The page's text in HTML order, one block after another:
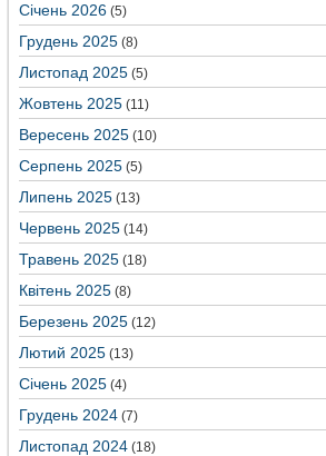
Січень 2026 (5)
Грудень 2025 (8)
Листопад 2025 (5)
Жовтень 2025 (11)
Вересень 2025 (10)
Серпень 2025 (5)
Липень 2025 (13)
Червень 2025 (14)
Травень 2025 (18)
Квітень 2025 (8)
Березень 2025 (12)
Лютий 2025 (13)
Січень 2025 (4)
Грудень 2024 (7)
Листопад 2024 (18)